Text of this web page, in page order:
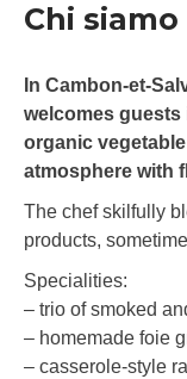
Chi siamo
In Cambon-et-
welcomes guests
organic
atmosphere with
The chef skilfully
products,
Specialities:
– trio of smoked
– homemade foie
– casserole-style